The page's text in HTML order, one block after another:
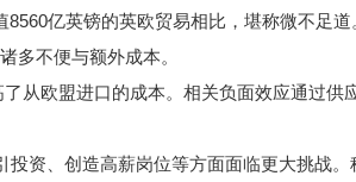
亿英镑的英欧贸易相比，堪称微不足道
多不便与额外成本。
欧盟进口的成本。相关负面效应通过供
资、创造高薪岗位等方面面临更大挑战。